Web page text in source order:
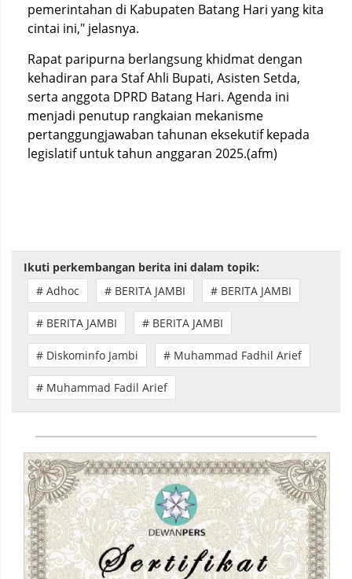
pemerintahan di Kabupaten Batang Hari yang kita
cintai ini," jelasnya.
Rapat paripurna berlangsung khidmat dengan
kehadiran para Staf Ahli Bupati, Asisten Setda,
serta anggota DPRD Batang Hari. Agenda ini
menjadi penutup rangkaian mekanisme
pertanggungjawaban tahunan eksekutif kepada
legislatif untuk tahun anggaran 2025.(afm)
Ikuti perkembangan berita ini dalam topik:
# Adhoc
# BERITA JAMBI # BERITA JAMBI
# BERITA JAMBI # BERITA JAMBI
# Diskominfo Jambi # Muhammad Fadhil Arief
# Muhammad Fadil Arief